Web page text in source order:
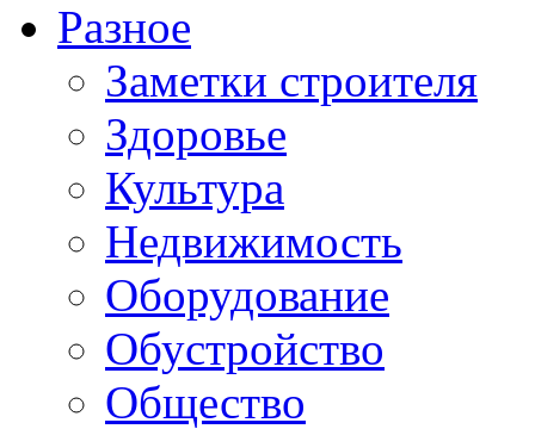
Разное
Заметки строителя
Здоровье
Культура
Недвижимость
Оборудование
Обустройство
Общество